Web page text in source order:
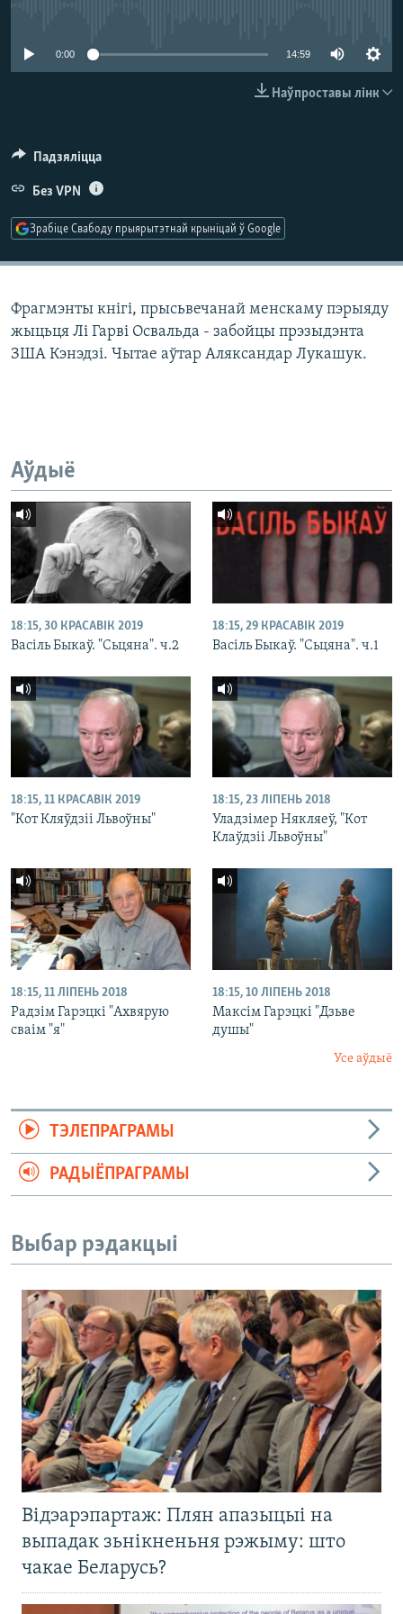
0:00 14:59
Наўпроставы лінк
Падзяліцца
Без VPN
Зрабіце Свабоду прыярытэтнай крыніцай ў Google
Фрагмэнты кнігі, прысьвечанай менскаму пэрыяду
жыцьця Лі Гарві Освальда - забойцы прэзыдэнта
ЗША Кэнэдзі. Чытае аўтар Аляксандар Лукашук.
Аўдыё
18:15, 30 КРАСАВІК 2019
Васіль Быкаў. "Сьцяна". ч.2
18:15, 29 КРАСАВІК 2019
Васіль Быкаў. "Сьцяна". ч.1
18:15, 11 КРАСАВІК 2019
"Кот Кляўдзіі Львоўны"
18:15, 23 ЛІПЕНЬ 2018
Уладзімер Някляеў, "Кот
Клаўдзіі Львоўны"
18:15, 11 ЛІПЕНЬ 2018
Радзім Гарэцкі "Ахвярую
сваім "я"
18:15, 10 ЛІПЕНЬ 2018
Максім Гарэцкі "Дзьве
душы"
Усе аўдыё
ТЭЛЕПРАГРАМЫ
РАДЫЁПРАГРАМЫ
Выбар рэдакцыі
Відэарэпартаж: Плян апазыцыі на
выпадак зьнікненьня рэжыму: што
чакае Беларусь?